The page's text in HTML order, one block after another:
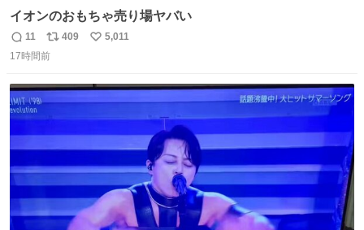
イオンのおもちゃ売り場ヤバい
返
信
11
リ
ポ
ト
409
い
数
5,011
17時間前